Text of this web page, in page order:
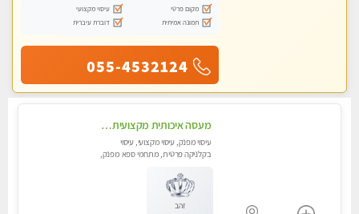
מקום פרטי
עיסוי מקצועי
תמונה אמיתית
דוברת עיברית
055-4532124
מעסה איכותית מקצועית באשדוד .פרטי .מומלץ !!!!
עיסוי מפנק, עיסוי מקצועי, עיסוי
בקלניקה פרטית, מתחמי ספא מפנק,
זהב